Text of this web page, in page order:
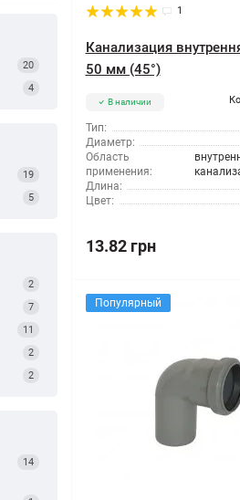
20
4
19
5
2
7
11
2
2
14
1
Канализация
50 мм (45°)
В наличии
Тип:
Диаметр:
Область
применения:
Длина:
Цвет:
13.82 грн
Популярный